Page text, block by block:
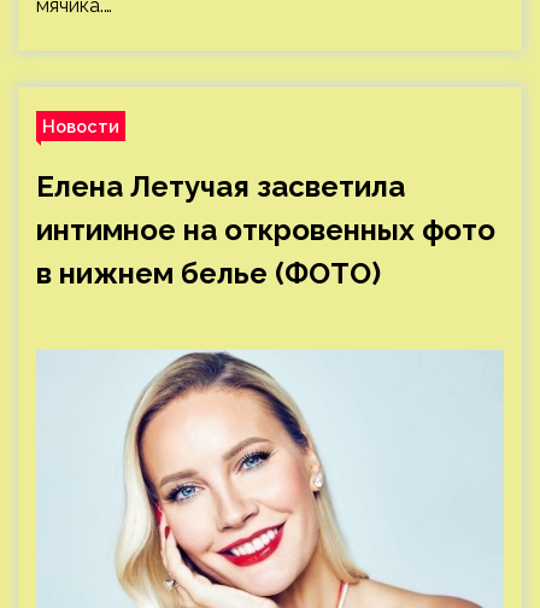
мячика.…
Новости
Елена Летучая засветила
интимное на откровенных фото
в нижнем белье (ФОТО)